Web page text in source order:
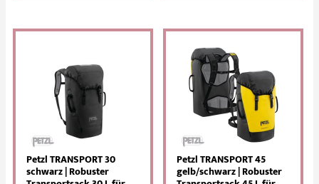
Petzl TRANSPORT 30
schwarz | Robuster
Petzl TRANSPORT 45
gelb/schwarz | Robuster